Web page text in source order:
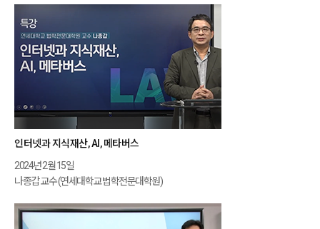
인터넷과 지식재산, AI, 메타버스
2024년 2월 15일
나종갑 교수 (연세대학교 법학전문대학원)